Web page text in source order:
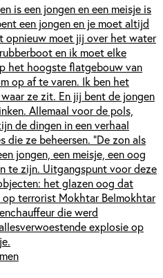
is een jongen en een meisje is
een jongen en je moet altijd
opnieuw moet jij over het water
en ik moet elke
het hoogste flatgebouw van
op af te varen. Ik ben het
ze zit. En jij bent de jongen
Allemaal voor de pols,
de dingen in een verhaal
die ze beheersen. "De zon als
jongen, een meisje, een oog
te zijn. Uitgangspunt voor deze
het glazen oog dat
op terrorist Mokhtar Belmokhtar
die werd
explosie op